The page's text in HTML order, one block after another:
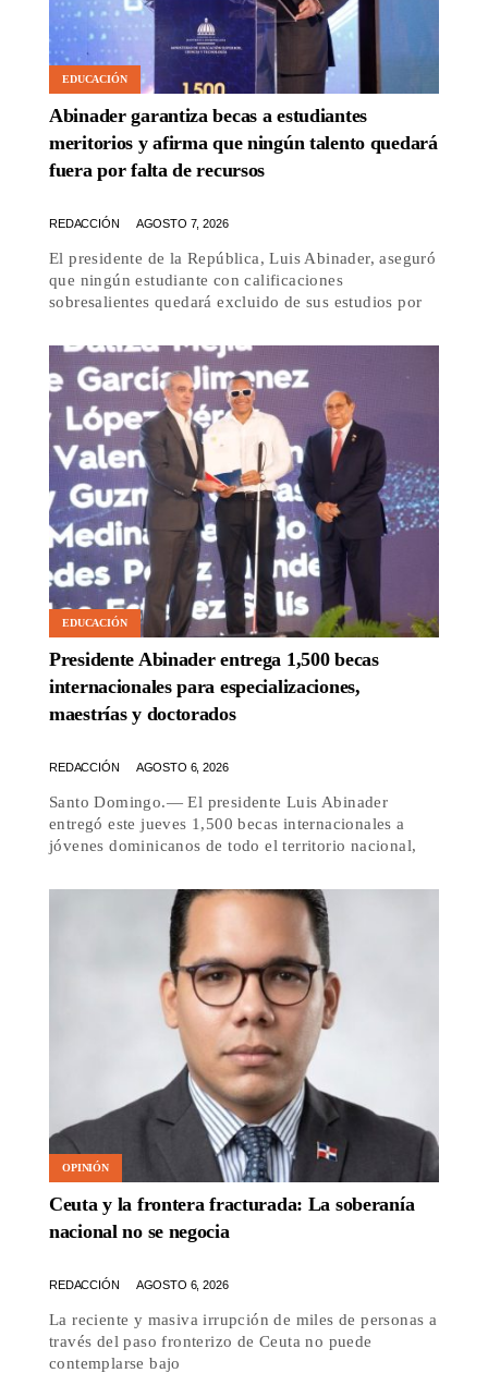
EDUCACIÓN
Abinader garantiza becas a estudiantes
meritorios y afirma que ningún talento quedará
fuera por falta de recursos
REDACCIÓN AGOSTO 7, 2026
El presidente de la República, Luis Abinader, aseguró
que ningún estudiante con calificaciones
sobresalientes quedará excluido de sus estudios por
EDUCACIÓN
Presidente Abinader entrega 1,500 becas
internacionales para especializaciones,
maestrías y doctorados
REDACCIÓN AGOSTO 6, 2026
Santo Domingo.— El presidente Luis Abinader
entregó este jueves 1,500 becas internacionales a
jóvenes dominicanos de todo el territorio nacional,
OPINIÓN
Ceuta y la frontera fracturada: La soberanía
nacional no se negocia
REDACCIÓN AGOSTO 6, 2026
La reciente y masiva irrupción de miles de personas a
través del paso fronterizo de Ceuta no puede
contemplarse bajo